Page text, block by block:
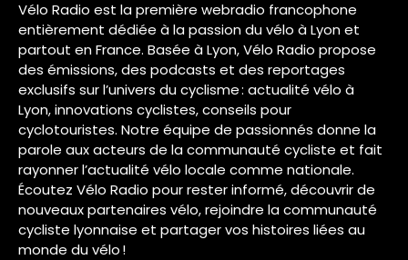
Vélo Radio est la première webradio francophone
entièrement dédiée à la passion du vélo à Lyon et
partout en France. Basée à Lyon, Vélo Radio propose
des émissions, des podcasts et des reportages
exclusifs sur l’univers du cyclisme : actualité vélo à
Lyon, innovations cyclistes, conseils pour
cyclotouristes. Notre équipe de passionnés donne la
parole aux acteurs de la communauté cycliste et fait
rayonner l’actualité vélo locale comme nationale.
Écoutez Vélo Radio pour rester informé, découvrir de
nouveaux partenaires vélo, rejoindre la communauté
cycliste lyonnaise et partager vos histoires liées au
monde du vélo !